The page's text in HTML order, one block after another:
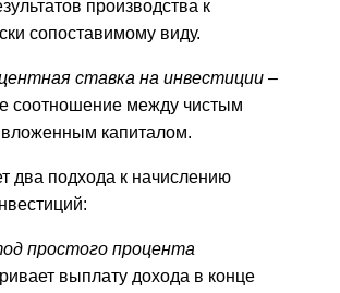
производства к
сопоставимому виду.
ставка на инвестиции –
соотношение между чистым
капиталом.
два подхода к начислению
простого процента
выплату дохода в конце